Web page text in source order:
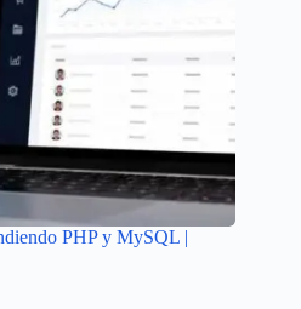
PHP y MySQL |